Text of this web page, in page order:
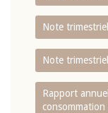
Note
Note
Rapport
consommation